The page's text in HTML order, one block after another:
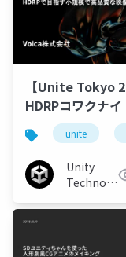
【Unite Tokyo
HDRPコワクナイ
HDRPで目指す
高品質な映像制作
unite
Unity